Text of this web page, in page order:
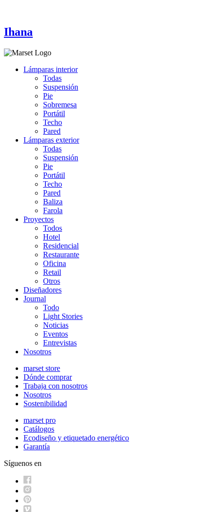
Ihana
Lámparas interior
Todas
Suspensión
Pie
Sobremesa
Portátil
Techo
Pared
Lámparas exterior
Todas
Suspensión
Pie
Portátil
Techo
Pared
Baliza
Farola
Proyectos
Todos
Hotel
Residencial
Restaurante
Oficina
Retail
Otros
Diseñadores
Journal
Todo
Light Stories
Noticias
Eventos
Entrevistas
Nosotros
marset store
Dónde comprar
Trabaja con nosotros
Nosotros
Sostenibilidad
marset pro
Catálogos
Ecodiseño y etiquetado energético
Garantía
Síguenos en